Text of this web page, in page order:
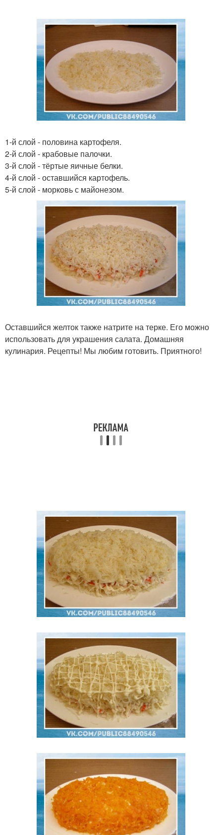
1-й слой - половина картофеля.
2-й слой - крабовые палочки.
3-й слой - тёртые яичные белки.
4-й слой - оставшийся картофель.
5-й слой - морковь с майонезом.
Оставшийся желток также натрите на терке. Его можно
использовать для украшения салата. Домашняя
кулинария. Рецепты! Мы любим готовить. Приятного!